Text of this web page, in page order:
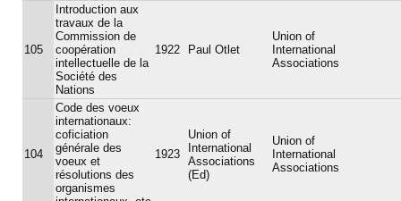
105
Introduction aux
travaux de la
Commission de
coopération
intellectuelle de la
Société des
Nations
1922 Paul Otlet
Union of
International
Associations
104
Code des voeux
internationaux:
coficiation
générale des
voeux et
résolutions des
organismes
1923
Union of
International
Associations
(Ed)
Union of
International
Associations